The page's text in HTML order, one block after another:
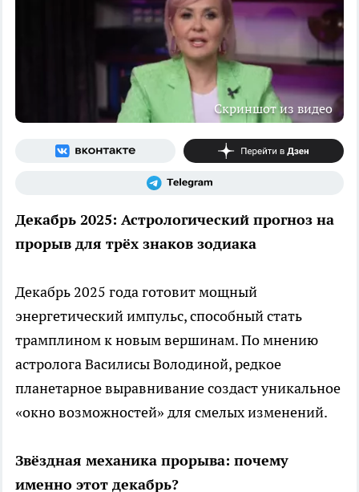
Скриншот из видео
Декабрь 2025: Астрологический прогноз на
прорыв для трёх знаков зодиака
Декабрь 2025 года готовит мощный
энергетический импульс, способный стать
трамплином к новым вершинам. По мнению
астролога Василисы Володиной, редкое
планетарное выравнивание создаст уникальное
«окно возможностей» для смелых изменений.
Звёздная механика прорыва: почему
именно этот декабрь?